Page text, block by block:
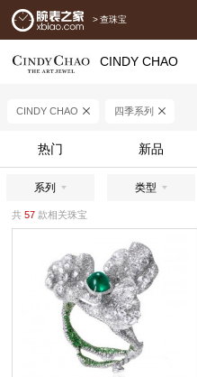
> 查珠宝
CINDY CHAO
CINDY CHAO 四季系列
热门 新品
系列 类型
共 57款相关珠宝